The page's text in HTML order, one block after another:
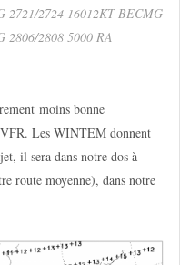
2721/2724 16012KT BECMG
2806/2808 5000 RA
moins bonne
Les WINTEM donnent
il sera dans notre dos à
route moyenne), dans notre